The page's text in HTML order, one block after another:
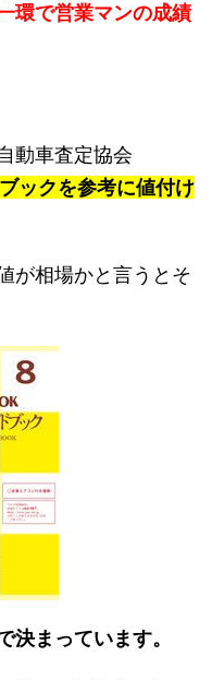
環で営業マンの成績
動車査定協会
ックを参考に値付け
が相場かと言うとそ
決まっています。